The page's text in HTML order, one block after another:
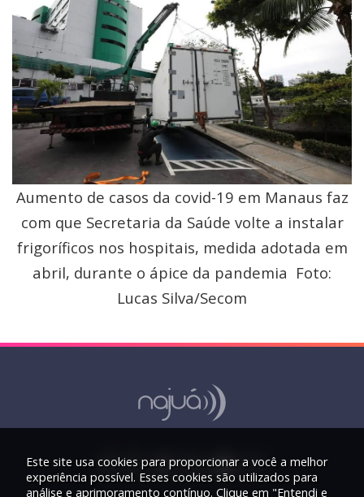
Aumento de casos da covid-19 em Manaus faz
com que Secretaria da Saúde volte a instalar
frigoríficos nos hospitais, medida adotada em
abril, durante o ápice da pandemia Foto:
Lucas Silva/Secom
Este site usa cookies para proporcionar a você a melhor
experiência possível. Esses cookies são utilizados para
análise e aprimoramento contínuo. Clique em "Entendi e